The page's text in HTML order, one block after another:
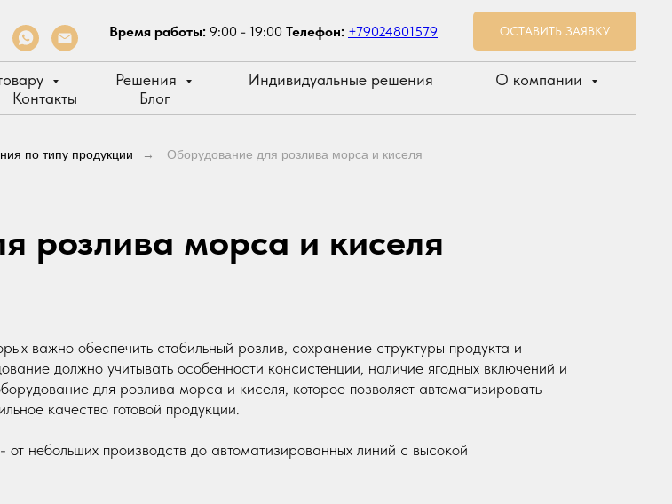
Время работы: 9:00 - 19:00 Телефон: +79024801579 ОСТАВИТЬ ЗАЯВКУ
Решения Индивидуальные решения
О компании
Контакты
Блог
по типу продукции → Оборудование для розлива морса и киселя
розлива морса и киселя
важно обеспечить стабильный розлив, сохранение структуры продукта и
должно учитывать особенности консистенции, наличие ягодных включений и
для розлива морса и киселя, которое позволяет автоматизировать
качество готовой продукции.
небольших производств до автоматизированных линий с высокой